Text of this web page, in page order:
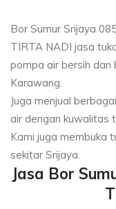
Bor Sumur Srijaya
TIRTA NADI jasa
pompa air bersih dan
Karawang.
Juga menjual
air dengan kuwalitas
Kami juga membuka
sekitar Srijaya.
Jasa Bor